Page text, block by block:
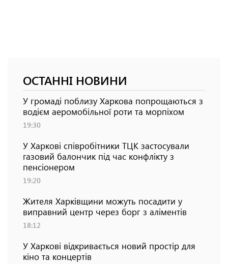
ОСТАННІ НОВИНИ
У громаді поблизу Харкова попрощаються з
водієм аеромобільної роти та морпіхом
19:30
У Харкові співробітники ТЦК застосували
газовий балончик під час конфлікту з
пенсіонером
19:20
Жителя Харківщини можуть посадити у
виправний центр через борг з аліментів
18:12
У Харкові відкривається новий простір для
кіно та концертів